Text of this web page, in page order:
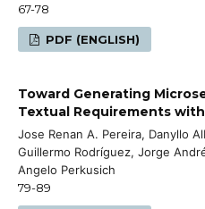
67-78
PDF (ENGLISH)
Toward Generating
Textual Requirements
Jose Renan A. Pereira, Danyllo
Guillermo Rodríguez, Jorge
Angelo Perkusich
79-89